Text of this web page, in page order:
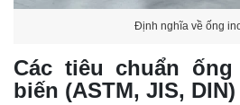
Định nghĩa về ống
Các tiêu chuẩn
biến (ASTM, JIS, DIN)